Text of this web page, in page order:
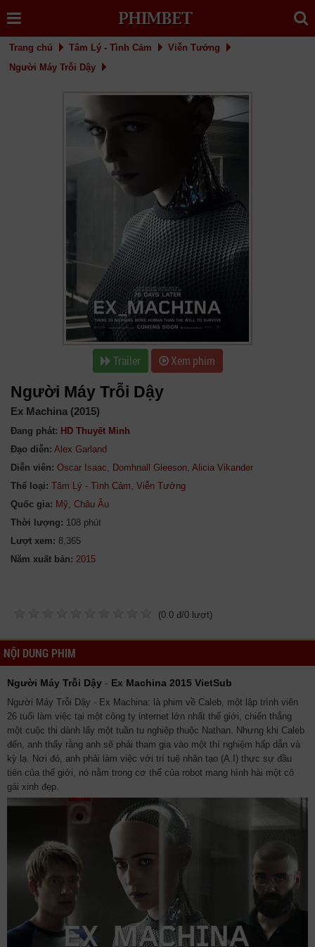
Trang chủ Tâm Lý - Tình Cảm
Viễn Tưởng
Người Máy Trỗi Dậy
Trailer Xem phim
Người Máy Trỗi Dậy
Ex Machina (2015)
Đang phát: HD Thuyết Minh
Đạo diễn: Alex Garland
Diễn viên: Oscar Isaac, Domhnall Gleeson, Alicia Vikander
Thể loại: Tâm Lý - Tình Cảm, Viễn Tưởng
Quốc gia: Mỹ, Châu Âu
Thời lượng: 108 phút
Lượt xem: 8,365
Năm xuất bản:
(0.0 đ/0 lượt)
NỘI DUNG PHIM
Người Máy Trỗi Dậy - Ex Machina 2015 VietSub
Người Máy Trỗi Dậy - Ex Machina: là phim về Caleb, một lập trình viên
26 tuổi làm việc tại một công ty internet lớn nhất thế giới, chiến thắng
một cuộc thi dành lấy một tuần tu nghiệp thuộc Nathan. Nhưng khi Caleb
đến, anh thấy rằng anh sẽ phải tham gia vào một thí nghiệm hấp dẫn và
kỳ lạ. Nơi đó, anh phải làm việc với trí tuệ nhân tạo (A.I) thực sự đầu
tiên của thế giới, nó nằm trong cơ thể của robot mang hình hài một cô
gái xinh đẹp.